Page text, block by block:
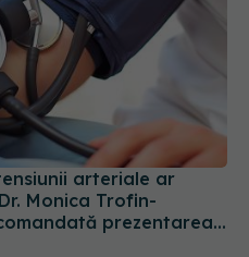
Monica Trofin-
prezentarea